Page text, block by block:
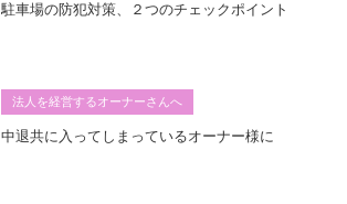
駐車場の防犯対策、２つのチェックポイント
法人を経営するオーナーさんへ
中退共に入ってしまっているオーナー様に